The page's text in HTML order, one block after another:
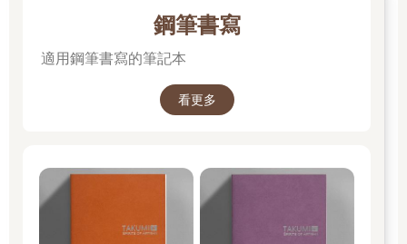
鋼筆書寫
適用鋼筆書寫的筆記本
看更多